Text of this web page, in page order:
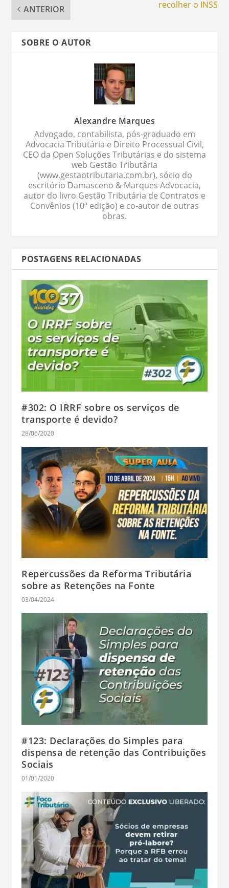
ANTERIOR recolher o INSS
SOBRE O AUTOR
Alexandre Marques
Advogado, contabilista, pós-graduado em
Advocacia Tributária e Direito Processual Civil,
CEO da Open Soluções Tributárias e do sistema
web Gestão Tributária
(www.gestaotributaria.com.br), sócio do
escritório Damasceno & Marques Advocacia,
autor do livro Gestão Tributária de Contratos e
Convênios (10ª edição) e co-autor de outras
obras.
POSTAGENS RELACIONADAS
#302: O IRRF sobre os serviços de
transporte é devido?
28/06/2020
Repercussões da Reforma Tributária
sobre as Retenções na Fonte
03/04/2024
#123: Declarações do Simples para
dispensa de retenção das Contribuições
Sociais
01/01/2020